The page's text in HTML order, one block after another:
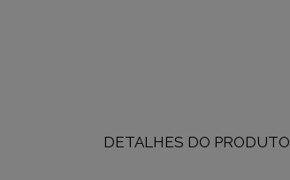
DETALHES DO PRODUTO